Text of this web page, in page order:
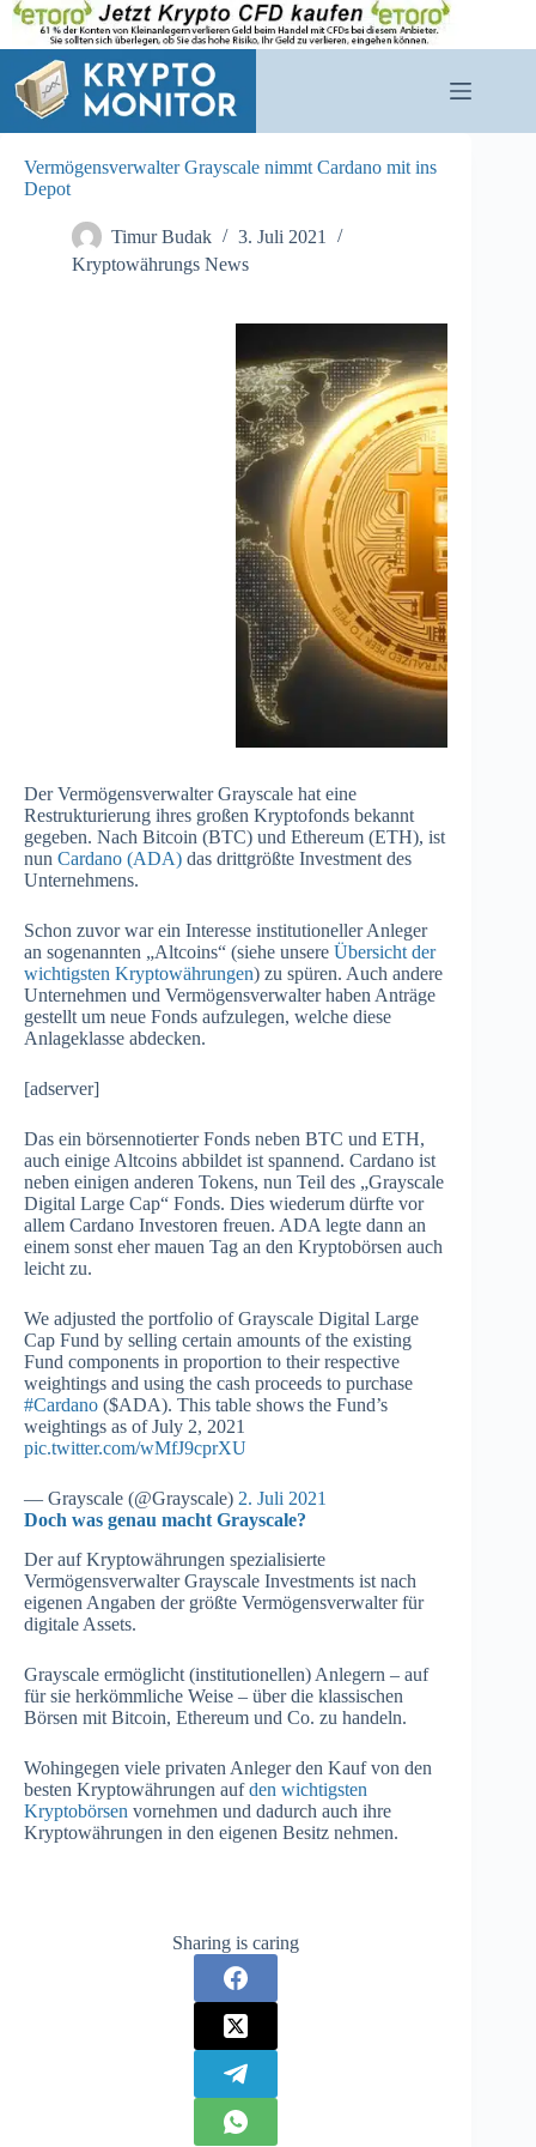
Zum
Inhalt
springen
Vermögensverwalter Grayscale nimmt Cardano mit ins
Depot
Timur Budak
3. Juli 2021
Kryptowährungs News
Der Vermögensverwalter Grayscale hat eine
Restrukturierung ihres großen Kryptofonds bekannt
gegeben. Nach Bitcoin (BTC) und Ethereum (ETH), ist
nun Cardano (ADA) das drittgrößte Investment des
Unternehmens.
Schon zuvor war ein Interesse institutioneller Anleger
an sogenannten „Altcoins“ (siehe unsere Übersicht der
wichtigsten Kryptowährungen) zu spüren. Auch andere
Unternehmen und Vermögensverwalter haben Anträge
gestellt um neue Fonds aufzulegen, welche diese
Anlageklasse abdecken.
[adserver]
Das ein börsennotierter Fonds neben BTC und ETH,
auch einige Altcoins abbildet ist spannend. Cardano ist
neben einigen anderen Tokens, nun Teil des „Grayscale
Digital Large Cap“ Fonds. Dies wiederum dürfte vor
allem Cardano Investoren freuen. ADA legte dann an
einem sonst eher mauen Tag an den Kryptobörsen auch
leicht zu.
We adjusted the portfolio of Grayscale Digital Large
Cap Fund by selling certain amounts of the existing
Fund components in proportion to their respective
weightings and using the cash proceeds to purchase
#Cardano ($ADA). This table shows the Fund’s
weightings as of July 2, 2021
pic.twitter.com/wMfJ9cprXU
— Grayscale (@Grayscale) 2. Juli 2021
Doch was genau macht Grayscale?
Der auf Kryptowährungen spezialisierte
Vermögensverwalter Grayscale Investments ist nach
eigenen Angaben der größte Vermögensverwalter für
digitale Assets.
Grayscale ermöglicht (institutionellen) Anlegern – auf
für sie herkömmliche Weise – über die klassischen
Börsen mit Bitcoin, Ethereum und Co. zu handeln.
Wohingegen viele privaten Anleger den Kauf von den
besten Kryptowährungen aufden wichtigsten
Kryptobörsen vornehmen und dadurch auch ihre
Kryptowährungen in den eigenen Besitz nehmen.
Sharing is caring